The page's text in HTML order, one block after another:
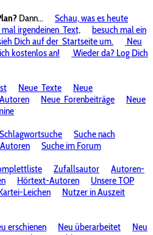
Dann...
Schau, was es heute
irgendeinen Text,
besuch mal ein
Dich auf der Startseite um.
Neu
kostenlos an!
Wieder da? Log Dich
Neue Texte
Neue
Autoren Neue Forenbeiträge
Neue
Schlagwortsuche
Suche nach
Suche im Forum
Zufallsautor
Autoren-
Hörtext-Autoren
Unsere TOP
Leichen
Nutzer in Auszeit
erschienen Neu überarbeitet
Neu